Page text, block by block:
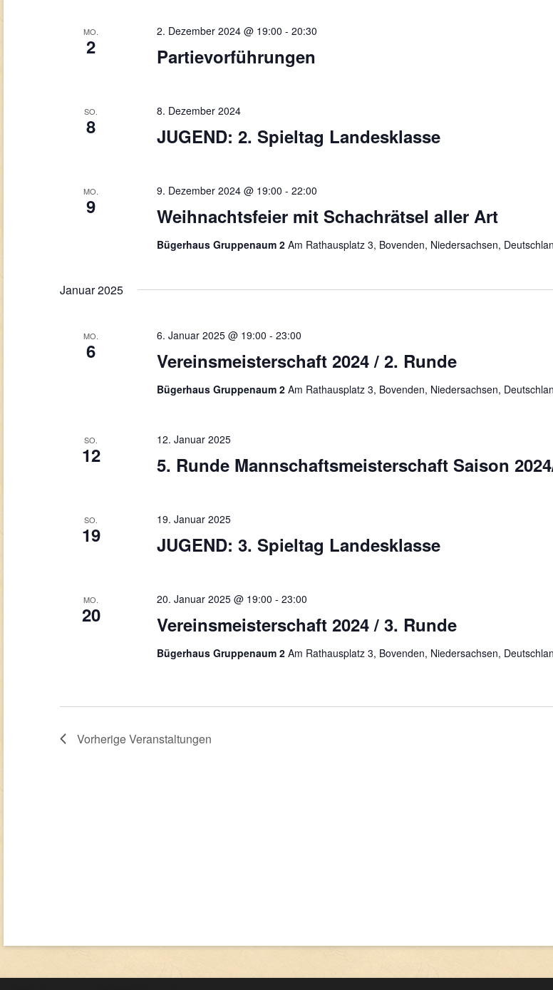
MO.
2 Partievorführungen
2. Dezember 2024 @ 19:00 - 20:30
SO.
8 JUGEND: 2. Spieltag Landesklasse
8. Dezember 2024
MO.
9 Weihnachtsfeier mit Schachrätsel aller Art
9. Dezember 2024 @ 19:00 - 22:00
Bügerhaus Gruppenaum 2 Am Rathausplatz 3, Bovenden, Niedersachsen,
Januar 2025
MO.
6 Vereinsmeisterschaft 2024 / 2. Runde
6. Januar 2025 @ 19:00 - 23:00
Bügerhaus Gruppenaum 2 Am Rathausplatz 3, Bovenden, Niedersachsen,
SO.
12 5. Runde Mannschaftsmeisterschaft Saison
12. Januar 2025
SO.
19 JUGEND: 3. Spieltag Landesklasse
19. Januar 2025
MO.
20 Vereinsmeisterschaft 2024 / 3. Runde
20. Januar 2025 @ 19:00 - 23:00
Bügerhaus Gruppenaum 2 Am Rathausplatz 3, Bovenden, Niedersachsen,
VorherigeVeranstaltungen